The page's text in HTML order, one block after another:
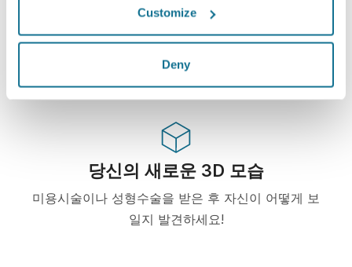
Customize
Deny
First web-based 3D simulator for plastic surgery
and aesthetic procedures already used by
by several plastic surgery associations.
당신의 새로운 3D 모습
미용시술이나 성형수술을 받은 후 자신이 어떻게 보
일지 발견하세요!